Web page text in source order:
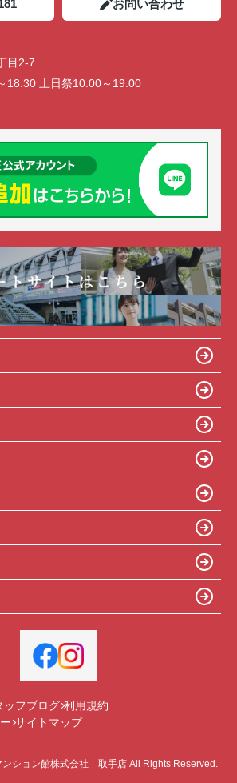
お問い合わせ
目2-7
18:30 土日祭10:00～19:00
ッフブログ 利用規約
サイトマップ
ンション館株式会社 取手店 All Rights Reserved.